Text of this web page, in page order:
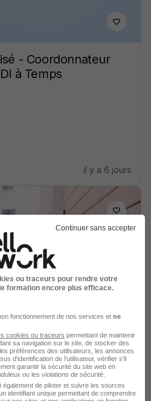
- Coordonnateur
à Temps
il y a 6 jours
H/F
Continuer sans accepter
ou traceurs pour rendre votre
formation encore plus efficace.
fonctionnement de nos services et ne
cookies ou traceurs permettant de maintenir
sa navigation sur le site, de stocker des
préférences des utilisateurs, les annonces
d'identification de l'utilisateur, vérifier s'il
garantir la sécurité du site web en
ou les violations de sécurité.
de piloter et suivre les sources
identifiant unique permettant de comprendre